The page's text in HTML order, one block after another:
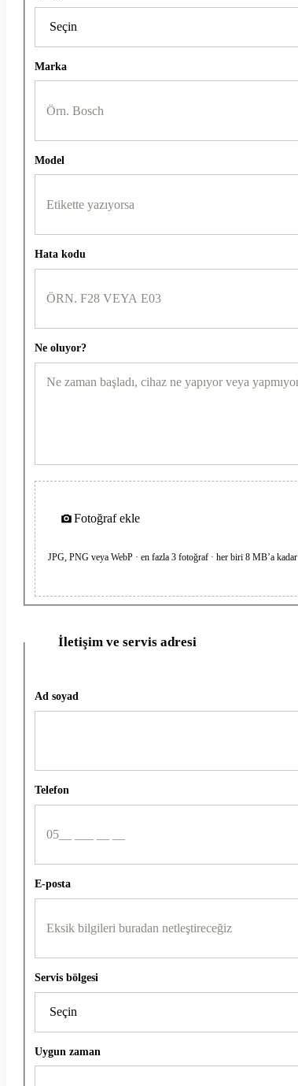
Marka
Model
Hata kodu
Ne oluyor?
Fotoğraf ekle
JPG, PNG veya WebP · en fazla 3 fotoğraf · her biri 8 MB’a kadar
İletişim ve servis adresi
Ad soyad
Telefon
E-posta
Servis bölgesi
Uygun zaman